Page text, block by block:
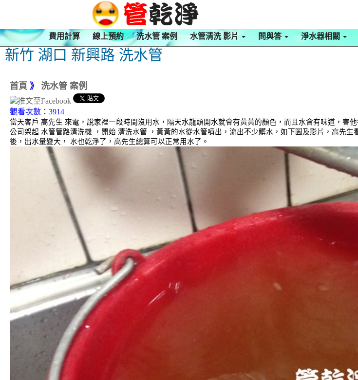
費用計算 線上預約 洗水管 案例 水管清洗 影片 問與答 淨水器相關
新竹 湖口 新興路 洗水管
首頁 》 洗水管 案例
觀看次數：3914
當天客戶 高先生 來電，說家裡一段時間沒用水，隔天水龍頭開水就會有黃黃的顏色，而且水會有味道，害
公司架起 水管管路清洗機 ，開始 清洗水管 ，黃黃的水從水管噴出，流出不少髒水，如下圖及影片，高先
後，出水量變大， 水也乾淨了，高先生總算可以正常用水了。